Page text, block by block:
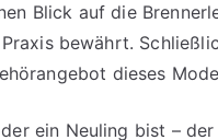
Blick auf die
bewährt.
dieses
ein Neuling bist –